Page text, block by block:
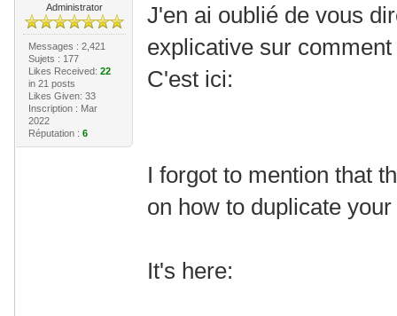
Administrator
Messages : 2,421
Sujets : 177
Likes Received: 22
in 21 posts
Likes Given: 33
Inscription : Mar
2022
Réputation : 6
J'en ai oublié de vous
explicative sur
C'est ici:
I forgot to mention that
on how to duplicate
It's here: